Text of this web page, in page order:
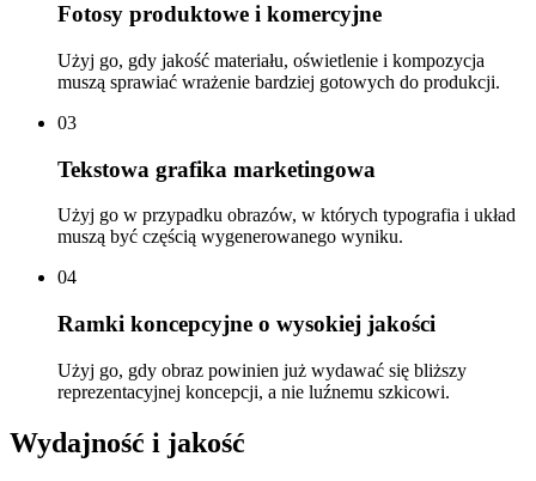
Fotosy produktowe i komercyjne
Użyj go, gdy jakość materiału, oświetlenie i kompozycja
muszą sprawiać wrażenie bardziej gotowych do produkcji.
03
Tekstowa grafika marketingowa
Użyj go w przypadku obrazów, w których typografia i układ
muszą być częścią wygenerowanego wyniku.
04
Ramki koncepcyjne o wysokiej jakości
Użyj go, gdy obraz powinien już wydawać się bliższy
reprezentacyjnej koncepcji, a nie luźnemu szkicowi.
Wydajność i jakość